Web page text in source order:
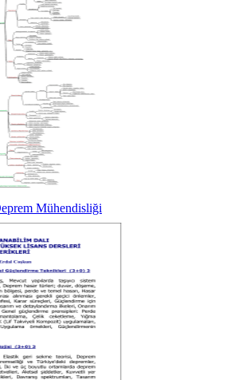
Mühendisliği